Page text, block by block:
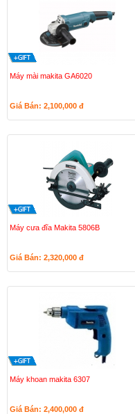
Máy mài makita GA6020
Giá Bán: 2,100,000 đ
Máy cưa đĩa Makita 5806B
Giá Bán: 2,320,000 đ
Máy khoan makita 6307
Giá Bán: 2,400,000 đ